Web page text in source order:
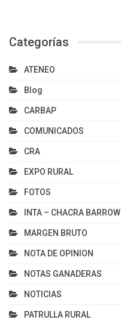
Categorías
ATENEO
Blog
CARBAP
COMUNICADOS
CRA
EXPO RURAL
FOTOS
INTA – CHACRA BARROW
MARGEN BRUTO
NOTA DE OPINION
NOTAS GANADERAS
NOTICIAS
PATRULLA RURAL